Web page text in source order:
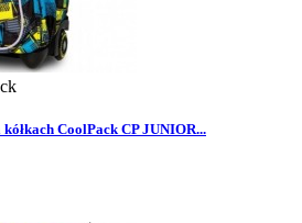
CoolPack CP JUNIOR...